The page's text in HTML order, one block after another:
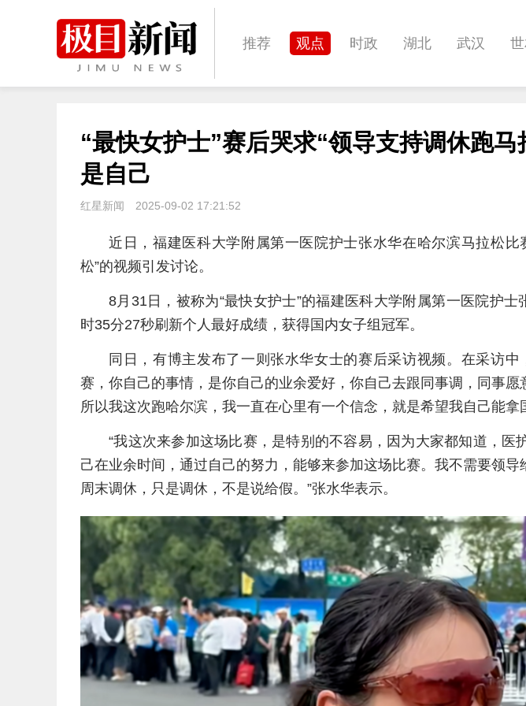
推荐 观点 时政 湖北 武汉 世
体育 娱乐 影像 帅作文
“最快女护士”赛后哭求“领导支持调休跑
是自己
红星新闻 2025-09-02 17:21:52
近日，福建医科大学附属第一医院护士张水华在哈尔滨马拉松
松”的视频引发讨论。
8月31日，被称为“最快女护士”的福建医科大学附属第一医院护
时35分27秒刷新个人最好成绩，获得国内女子组冠军。
同日，有博主发布了一则张水华女士的赛后采访视频。在采访
赛，你自己的事情，是你自己的业余爱好，你自己去跟同事调，同事愿
所以我这次跑哈尔滨，我一直在心里有一个信念，就是希望我自己能拿
“我这次来参加这场比赛，是特别的不容易，因为大家都知道，医
己在业余时间，通过自己的努力，能够来参加这场比赛。我不需要领
周末调休，只是调休，不是说给假。”张水华表示。